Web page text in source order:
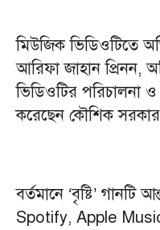
মিউজিক ভিডিওটিতে
আরিফা জাহান প্রিনন,
ভিডিওটির পরিচালনা
করেছেন কৌশিক
বর্তমানে ‘বৃষ্টি’ গানটি
Spotify, Apple